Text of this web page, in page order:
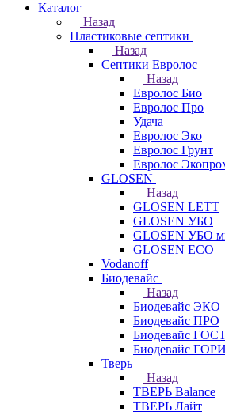
Каталог
Назад
Пластиковые септики
Назад
Септики Евролос
Назад
Евролос Био
Евролос Про
Удача
Евролос Эко
Евролос Грунт
Евролос
GLOSEN
Назад
GLOSEN LETT
GLOSEN УБО
GLOSEN УБО
GLOSEN ECO
Vodanoff
Биодевайс
Назад
Биодевайс ЭКО
Биодевайс ПРО
Биодевайс
Биодевайс
Тверь
Назад
ТВЕРЬ Balance
ТВЕРЬ Лайт